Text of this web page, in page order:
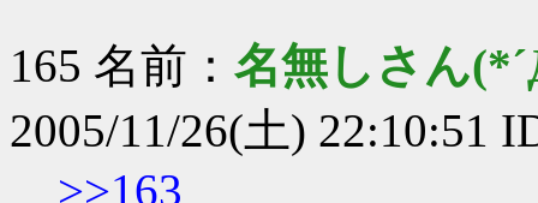
165 名前： 名無しさん
2005/11/26(土) 22:10:51
>>163